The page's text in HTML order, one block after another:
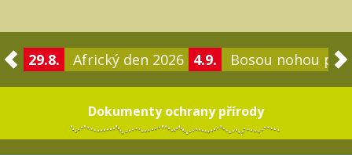
29.8. Africký den 2026 4.9. Bosou nohou po
Dokumenty ochrany přírody